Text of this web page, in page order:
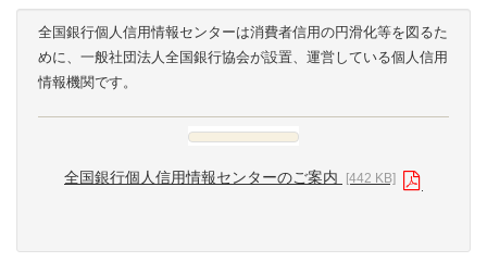
全国銀行個人信用情報センターは消費者信用の円滑化等を図るた
めに、一般社団法人全国銀行協会が設置、運営している個人信用
情報機関です。